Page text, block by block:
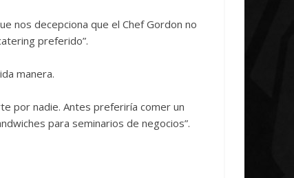
nos decepciona que el Chef Gordon no
preferido”.
manera.
por nadie. Antes preferiría comer un
para seminarios de negocios”.